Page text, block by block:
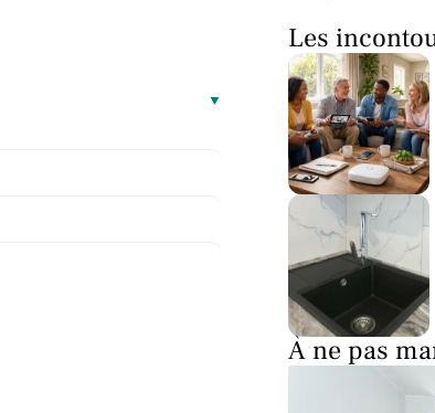
Les
À ne pas